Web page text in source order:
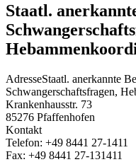
Staatl.
AdresseStaatl. anerkannte
Schwangerschaftsfragen,
Krankenhausstr. 73
85276 Pfaffenhofen
Kontakt
Telefon: +49 8441 27-1411
Fax: +49 8441 27-131411